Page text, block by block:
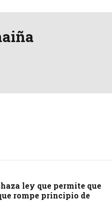
ley que permite que
rompe principio de